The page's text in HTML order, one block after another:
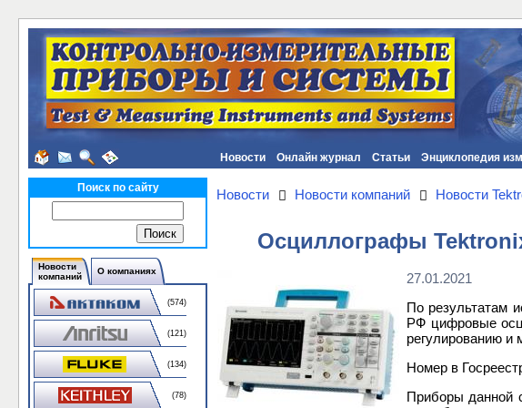
Новости Онлайн журнал Статьи Энциклопедия
Поиск по сайту
Новости
компаний
О компаниях
(574)
(121)
(134)
(78)
Новости Новости компаний Новости
Осциллографы
27.01.2021
По результатам
РФ цифровые
регулированию и
Номер в
Приборы данной